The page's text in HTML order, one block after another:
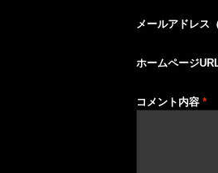
メールアドレス
ホームページ
コメント内容 *